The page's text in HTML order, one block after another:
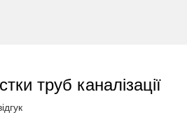
труб каналізації